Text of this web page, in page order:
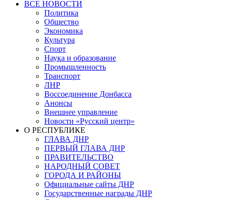
ВСЕ НОВОСТИ
Политика
Общество
Экономика
Культура
Спорт
Наука и образование
Промышленность
Транспорт
ЛНР
Воссоединение Донбасса
Анонсы
Внешнее управление
Новости «Русский центр»
О РЕСПУБЛИКЕ
ГЛАВА ДНР
ПЕРВЫЙ ГЛАВА ДНР
ПРАВИТЕЛЬСТВО
НАРОДНЫЙ СОВЕТ
ГОРОДА И РАЙОНЫ
Официальные сайты ДНР
Государственные награды ДНР